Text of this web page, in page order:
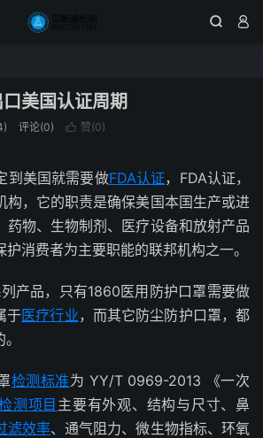
 
美国认证周期
评论(0)  赞(0)
到美国就需要做FDA认证，FDA认证，
构，它的职责是确保美国本国生产或进
药物、生物制剂、医疗设备和放射产品
消费者为主要职能的联邦机构之一。
产品，只有1860医用防护口罩需要做
于医疗行业，而其它防尘防护口罩，都
检测标准为 YY/T 0969-2013 《一次
测项目 主要有外观、结构与尺寸、鼻
滤效率、通气阻力、微生物指标、环氧